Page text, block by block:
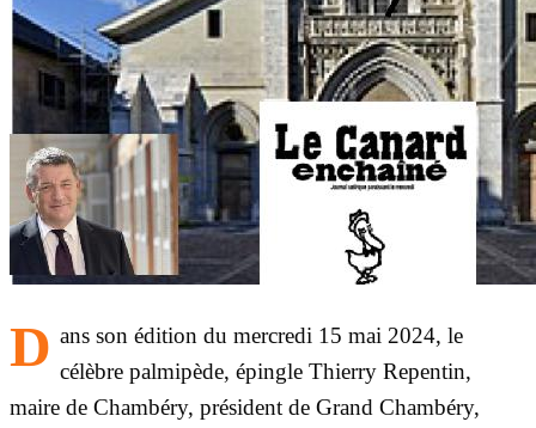
D ans son édition du mercredi 15 mai 2024, le
célèbre palmipède, épingle Thierry Repentin,
maire de Chambéry, président de Grand Chambéry,